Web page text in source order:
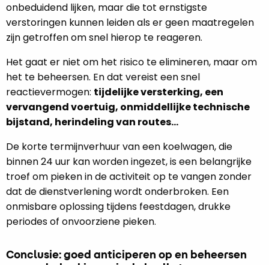
onbeduidend lijken, maar die tot ernstigste
verstoringen kunnen leiden als er geen maatregelen
zijn getroffen om snel hierop te reageren.
Het gaat er niet om het risico te elimineren, maar om
het te beheersen. En dat vereist een snel
reactievermogen: tijdelijke versterking, een
vervangend voertuig, onmiddellijke technische
bijstand, herindeling van routes…
De korte termijnverhuur van een koelwagen, die
binnen 24 uur kan worden ingezet, is een belangrijke
troef om pieken in de activiteit op te vangen zonder
dat de dienstverlening wordt onderbroken. Een
onmisbare oplossing tijdens feestdagen, drukke
periodes of onvoorziene pieken.
Conclusie: goed anticiperen op en beheersen